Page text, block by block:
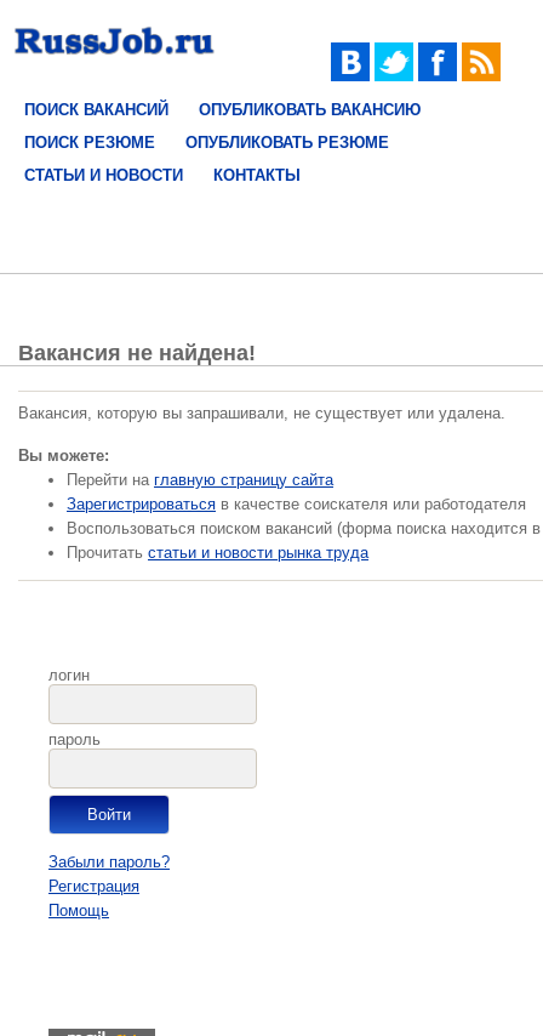
ПОИСК ВАКАНСИЙ
ОПУБЛИКОВАТЬ ВАКАНСИЮ
ПОИСК РЕЗЮМЕ
ОПУБЛИКОВАТЬ РЕЗЮМЕ
СТАТЬИ И НОВОСТИ
КОНТАКТЫ
Вакансия не найдена!
Вакансия, которую вы запрашивали, не существует или удалена.
Вы можете:
Перейти на главную страницу сайта
Зарегистрироваться в качестве соискателя или работодателя
Воспользоваться поиском вакансий (форма поиска находится
Прочитать статьи и новости рынка труда
логин
пароль
Забыли пароль?
Регистрация
Помощь